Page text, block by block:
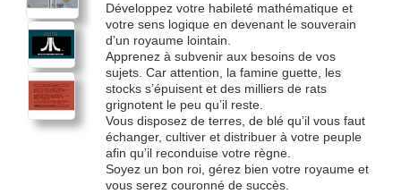
Développez votre habileté mathématique et
votre sens logique en devenant le souverain
d’un royaume lointain.
Apprenez à subvenir aux besoins de vos
sujets. Car attention, la famine guette, les
stocks s’épuisent et des milliers de rats
grignotent le peu qu’il reste.
Vous disposez de terres, de blé qu’il vous faut
échanger, cultiver et distribuer à votre peuple
afin qu’il reconduise votre règne.
Soyez un bon roi, gérez bien votre royaume et
vous serez couronné de succès.